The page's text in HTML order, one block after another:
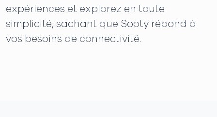
expériences et explorez en toute
simplicité, sachant que Sooty répond à
vos besoins de connectivité.